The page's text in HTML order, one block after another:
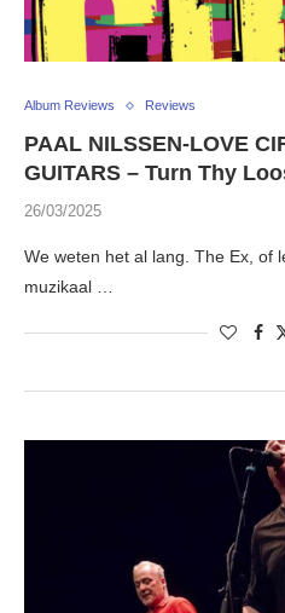
Album Reviews Reviews
PAAL NILSSEN-LOVE
GUITARS – Turn Thy
26/03/2025
We weten het al lang. The Ex, of
muzikaal …